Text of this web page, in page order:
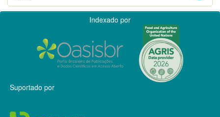
Indexado por
Suportado por